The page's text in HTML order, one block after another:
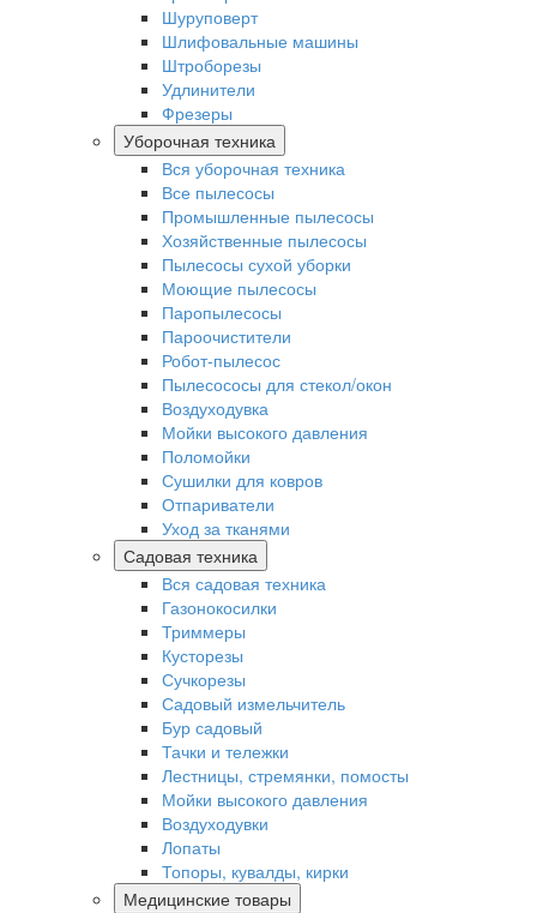
Шуруповерт
Шлифовальные машины
Штроборезы
Удлинители
Фрезеры
Уборочная техника
Вся уборочная техника
Все пылесосы
Промышленные пылесосы
Хозяйственные пылесосы
Пылесосы сухой уборки
Моющие пылесосы
Паропылесосы
Пароочистители
Робот-пылесос
Пылесососы для стекол/окон
Воздуходувка
Мойки высокого давления
Поломойки
Сушилки для ковров
Отпариватели
Уход за тканями
Садовая техника
Вся садовая техника
Газонокосилки
Триммеры
Кусторезы
Сучкорезы
Садовый измельчитель
Бур садовый
Тачки и тележки
Лестницы, стремянки, помосты
Мойки высокого давления
Воздуходувки
Лопаты
Топоры, кувалды, кирки
Медицинские товары